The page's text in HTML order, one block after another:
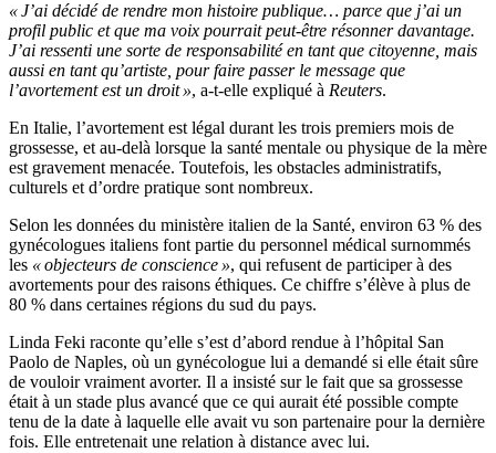
« J’ai décidé de rendre mon histoire publique… parce que j’ai un
profil public et que ma voix pourrait peut-être résonner davantage.
J’ai ressenti une sorte de responsabilité en tant que citoyenne, mais
aussi en tant qu’artiste, pour faire passer le message que
l’avortement est un droit », a-t-elle expliqué à Reuters.
En Italie, l’avortement est légal durant les trois premiers mois de
grossesse, et au-delà lorsque la santé mentale ou physique de la mère
est gravement menacée. Toutefois, les obstacles administratifs,
culturels et d’ordre pratique sont nombreux.
Selon les données du ministère italien de la Santé, environ 63 % des
gynécologues italiens font partie du personnel médical surnommés
les « objecteurs de conscience », qui refusent de participer à des
avortements pour des raisons éthiques. Ce chiffre s’élève à plus de
80 % dans certaines régions du sud du pays.
Linda Feki raconte qu’elle s’est d’abord rendue à l’hôpital San
Paolo de Naples, où un gynécologue lui a demandé si elle était sûre
de vouloir vraiment avorter. Il a insisté sur le fait que sa grossesse
était à un stade plus avancé que ce qui aurait été possible compte
tenu de la date à laquelle elle avait vu son partenaire pour la dernière
fois. Elle entretenait une relation à distance avec lui.